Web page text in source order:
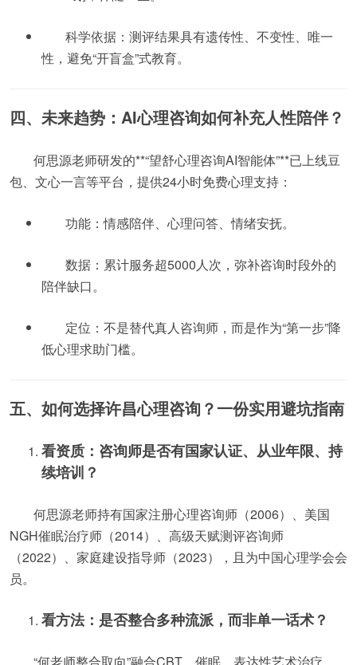
科学依据：测评结果具有遗传性、不变性、唯一
性，避免“开盲盒”式教育。
四、未来趋势：AI心理咨询如何补充人性陪伴？
何思源老师研发的**“望舒心理咨询AI智能体”**已上线豆
包、文心一言等平台，提供24小时免费心理支持：
功能：情感陪伴、心理问答、情绪安抚。
数据：累计服务超5000人次，弥补咨询时段外的
陪伴缺口。
定位：不是替代真人咨询师，而是作为“第一步”降
低心理求助门槛。
五、如何选择许昌心理咨询？一份实用避坑指南
看资质：咨询师是否有国家认证、从业年限、持
续培训？
何思源老师持有国家注册心理咨询师（2006）、美国
NGH催眠治疗师（2014）、高级天赋测评咨询师
（2022）、家庭建设指导师（2023），且为中国心理学会会
员。
看方法：是否整合多种流派，而非单一话术？